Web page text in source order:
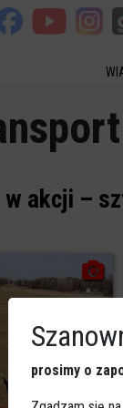
w akcji –
prosimy o